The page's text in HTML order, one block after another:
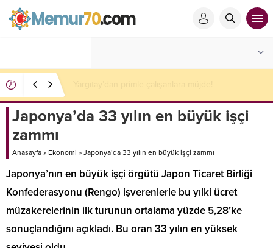
Japonya’da 33 yılın en büyük işçi
zammı
Anasayfa » Ekonomi » Japonya’da 33 yılın en büyük işçi zammı
Japonya’nın en büyük işçi örgütü Japon Ticaret Birliği
Konfederasyonu (Rengo) işverenlerle bu yılki ücret
müzakerelerinin ilk turunun ortalama yüzde 5,28’ke
sonuçlandığını açıkladı. Bu oran 33 yılın en yüksek